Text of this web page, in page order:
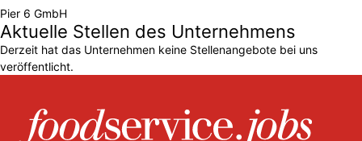
Pier 6 GmbH
Aktuelle Stellen des Unternehmens
Derzeit hat das Unternehmen keine Stellenangebote bei uns
veröffentlicht.